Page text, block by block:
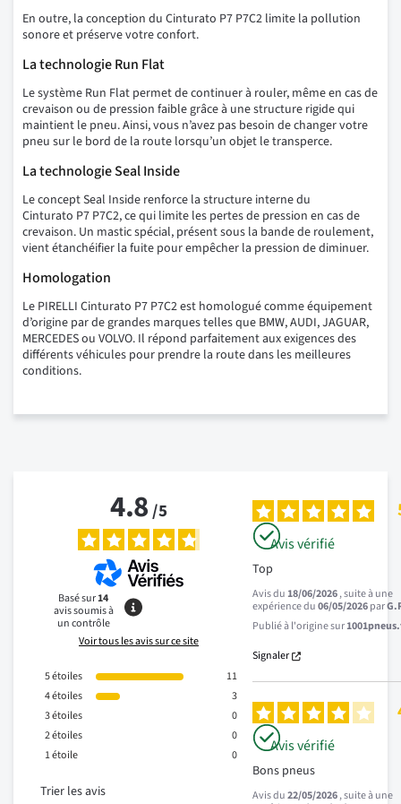
En outre, la conception du Cinturato P7 P7C2 limite la pollution
sonore et préserve votre confort.
La technologie Run Flat
Le système Run Flat permet de continuer à rouler, même en cas de
crevaison ou de pression faible grâce à une structure rigide qui
maintient le pneu. Ainsi, vous n’avez pas besoin de changer votre
pneu sur le bord de la route lorsqu’un objet le transperce.
La technologie Seal Inside
Le concept Seal Inside renforce la structure interne du
Cinturato P7 P7C2, ce qui limite les pertes de pression en cas de
crevaison. Un mastic spécial, présent sous la bande de roulement,
vient étanchéifier la fuite pour empêcher la pression de diminuer.
Homologation
Le PIRELLI Cinturato P7 P7C2 est homologué comme équipement
d’origine par de grandes marques telles que BMW, AUDI, JAGUAR,
MERCEDES ou VOLVO. Il répond parfaitement aux exigences des
différents véhicules pour prendre la route dans les meilleures
conditions.
4.8/5
Basé sur14
avis soumis à
un contrôle
Voir tous les avis sur ce site
5étoiles
11
4étoiles
3
3étoiles
0
2étoiles
0
1étoile 0
Trier les avis
Avis vérifié
Top
Avis du18/06/2026, suite à une
expérience du06/05/2026par
Publié à l'origine sur
Signaler
Avis vérifié
Bons pneus
Avis du22/05/2026, suite à une